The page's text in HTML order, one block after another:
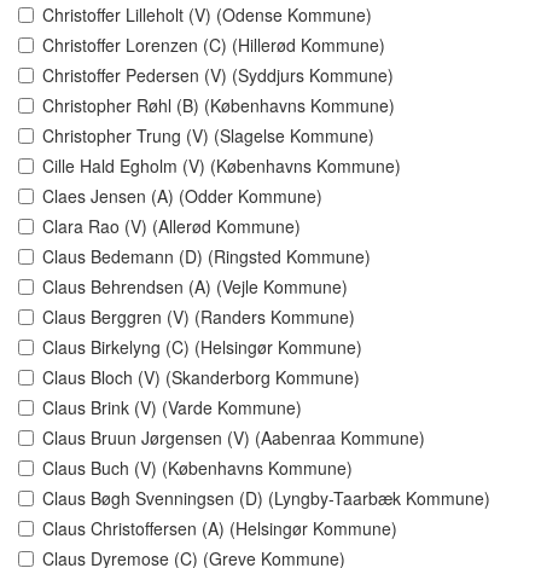
Christoffer Lilleholt (V) (Odense Kommune)
Christoffer Lorenzen (C) (Hillerød Kommune)
Christoffer Pedersen (V) (Syddjurs Kommune)
Christopher Røhl (B) (Københavns Kommune)
Christopher Trung (V) (Slagelse Kommune)
Cille Hald Egholm (V) (Københavns Kommune)
Claes Jensen (A) (Odder Kommune)
Clara Rao (V) (Allerød Kommune)
Claus Bedemann (D) (Ringsted Kommune)
Claus Behrendsen (A) (Vejle Kommune)
Claus Berggren (V) (Randers Kommune)
Claus Birkelyng (C) (Helsingør Kommune)
Claus Bloch (V) (Skanderborg Kommune)
Claus Brink (V) (Varde Kommune)
Claus Bruun Jørgensen (V) (Aabenraa Kommune)
Claus Buch (V) (Københavns Kommune)
Claus Bøgh Svenningsen (D) (Lyngby-Taarbæk Kommune)
Claus Christoffersen (A) (Helsingør Kommune)
Claus Dyremose (C) (Greve Kommune)